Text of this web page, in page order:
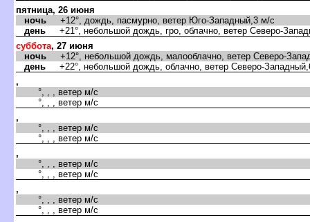
пятница, 26 июня
ночь +12°, дождь, пасмурно, ветер Юго-Западный,3 м/с
день +21°, небольшой дождь, гро, облачно, ветер Северо-
суббота, 27 июня
ночь +12°, небольшой дождь, малооблачно, ветер Северо-
день +22°, небольшой дождь, облачно, ветер Северо-
,
°, , , ветер м/с
°, , , ветер м/с
,
°, , , ветер м/с
°, , , ветер м/с
,
°, , , ветер м/с
°, , , ветер м/с
,
°, , , ветер м/с
°, , , ветер м/с